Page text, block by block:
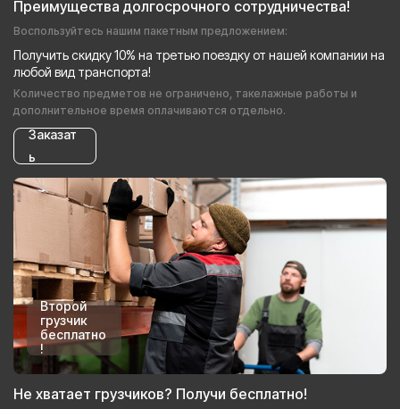
Преимущества долгосрочного сотрудничества!
Воспользуйтесь нашим пакетным предложением:
Получить скидку 10% на третью поездку от нашей компании на
любой вид транспорта!
Количество предметов не ограничено, такелажные работы и
дополнительное время оплачиваются отдельно.
Заказат
ь
Второй
грузчик
бесплатно
!
Не хватает грузчиков? Получи бесплатно!